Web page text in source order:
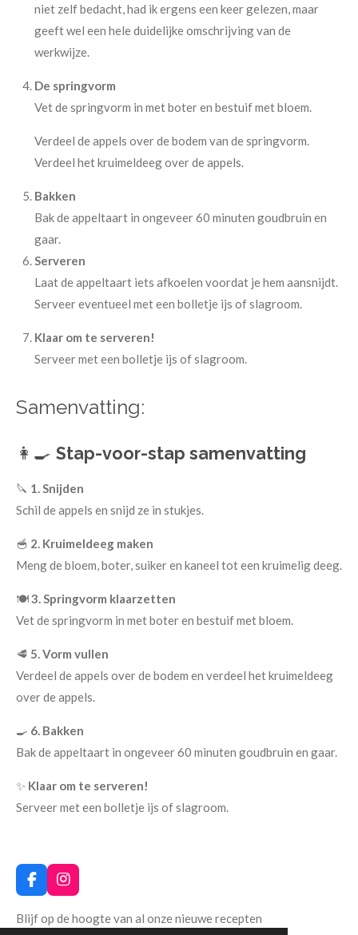
niet zelf bedacht, had ik ergens een keer gelezen, maar
geeft wel een hele duidelijke omschrijving van de
werkwijze.
De springvorm
Vet de springvorm in met boter en bestuif met bloem.
Verdeel de appels over de bodem van de springvorm.
Verdeel het kruimeldeeg over de appels.
Bakken
Bak de appeltaart in ongeveer 60 minuten goudbruin en
gaar.
Serveren
Laat de appeltaart iets afkoelen voordat je hem aansnijdt.
Serveer eventueel met een bolletje ijs of slagroom.
Klaar om te serveren!
Serveer met een bolletje ijs of slagroom.
Samenvatting:
👩‍🍳 Stap-voor-stap samenvatting
🔪 1. Snijden
Schil de appels en snijd ze in stukjes.
🥣 2. Kruimeldeeg maken
Meng de bloem, boter, suiker en kaneel tot een kruimelig deeg.
🍽️3. Springvorm klaarzetten
Vet de springvorm in met boter en bestuif met bloem.
🥩 5. Vorm vullen
Verdeel de appels over de bodem en verdeel het kruimeldeeg
over de appels.
🍳 6. Bakken
Bak de appeltaart in ongeveer 60 minuten goudbruin en gaar.
✨ Klaar om te serveren!
Serveer met een bolletje ijs of slagroom.
F
a
c
e
I
n
s
t
Blijf op de hoogte van al onze nieuwe recepten